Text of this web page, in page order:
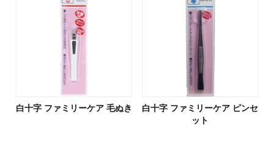
白十字 ファミリーケア 毛ぬき
白十字 ファミリーケア ピンセ
ット